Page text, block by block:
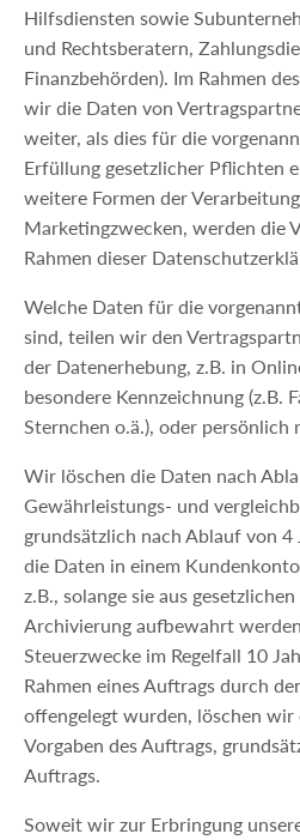
Hilfsdiensten sowie
und Rechtsberatern,
Finanzbehörden). Im Rahmen
wir die Daten von
weiter, als dies für die
Erfüllung gesetzlicher Pflichten
weitere Formen der
Marketingzwecken, werden die
Rahmen dieser
Welche Daten für die
sind, teilen wir den
der Datenerhebung, z.B. in
besondere Kennzeichnung (z.B.
Sternchen o.ä.), oder persönlich
Wir löschen die Daten nach
Gewährleistungs- und
grundsätzlich nach Ablauf von 4
die Daten in einem
z.B., solange sie aus
Archivierung aufbewahrt
Steuerzwecke im Regelfall 10
Rahmen eines Auftrags durch
offengelegt wurden, löschen wir
Vorgaben des Auftrags,
Auftrags.
Soweit wir zur Erbringung